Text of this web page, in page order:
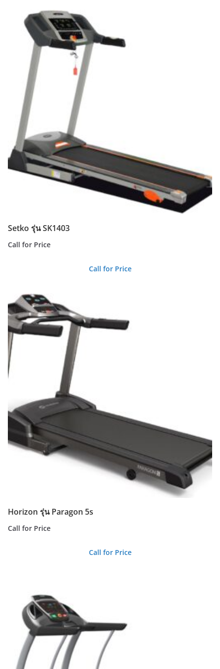
Setko รุ่น SK1403
Call for Price
Call for Price
Horizon รุ่น Paragon 5s
Call for Price
Call for Price